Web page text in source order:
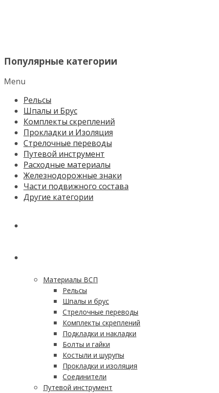
Популярные категории
Menu
Рельсы
Шпалы и Брус
Комплекты скреплений
Прокладки и Изоляция
Стрелочные переводы
Путевой инструмент
Расходные материалы
Железнодорожные знаки
Части подвижного состава
Другие категории
Материалы ВСП
Рельсы
Шпалы и брус
Стрелочные переводы
Комплекты скреплений
Подкладки и накладки
Болты и гайки
Костыли и шурупы
Прокладки и изоляция
Соединители
Путевой инструмент